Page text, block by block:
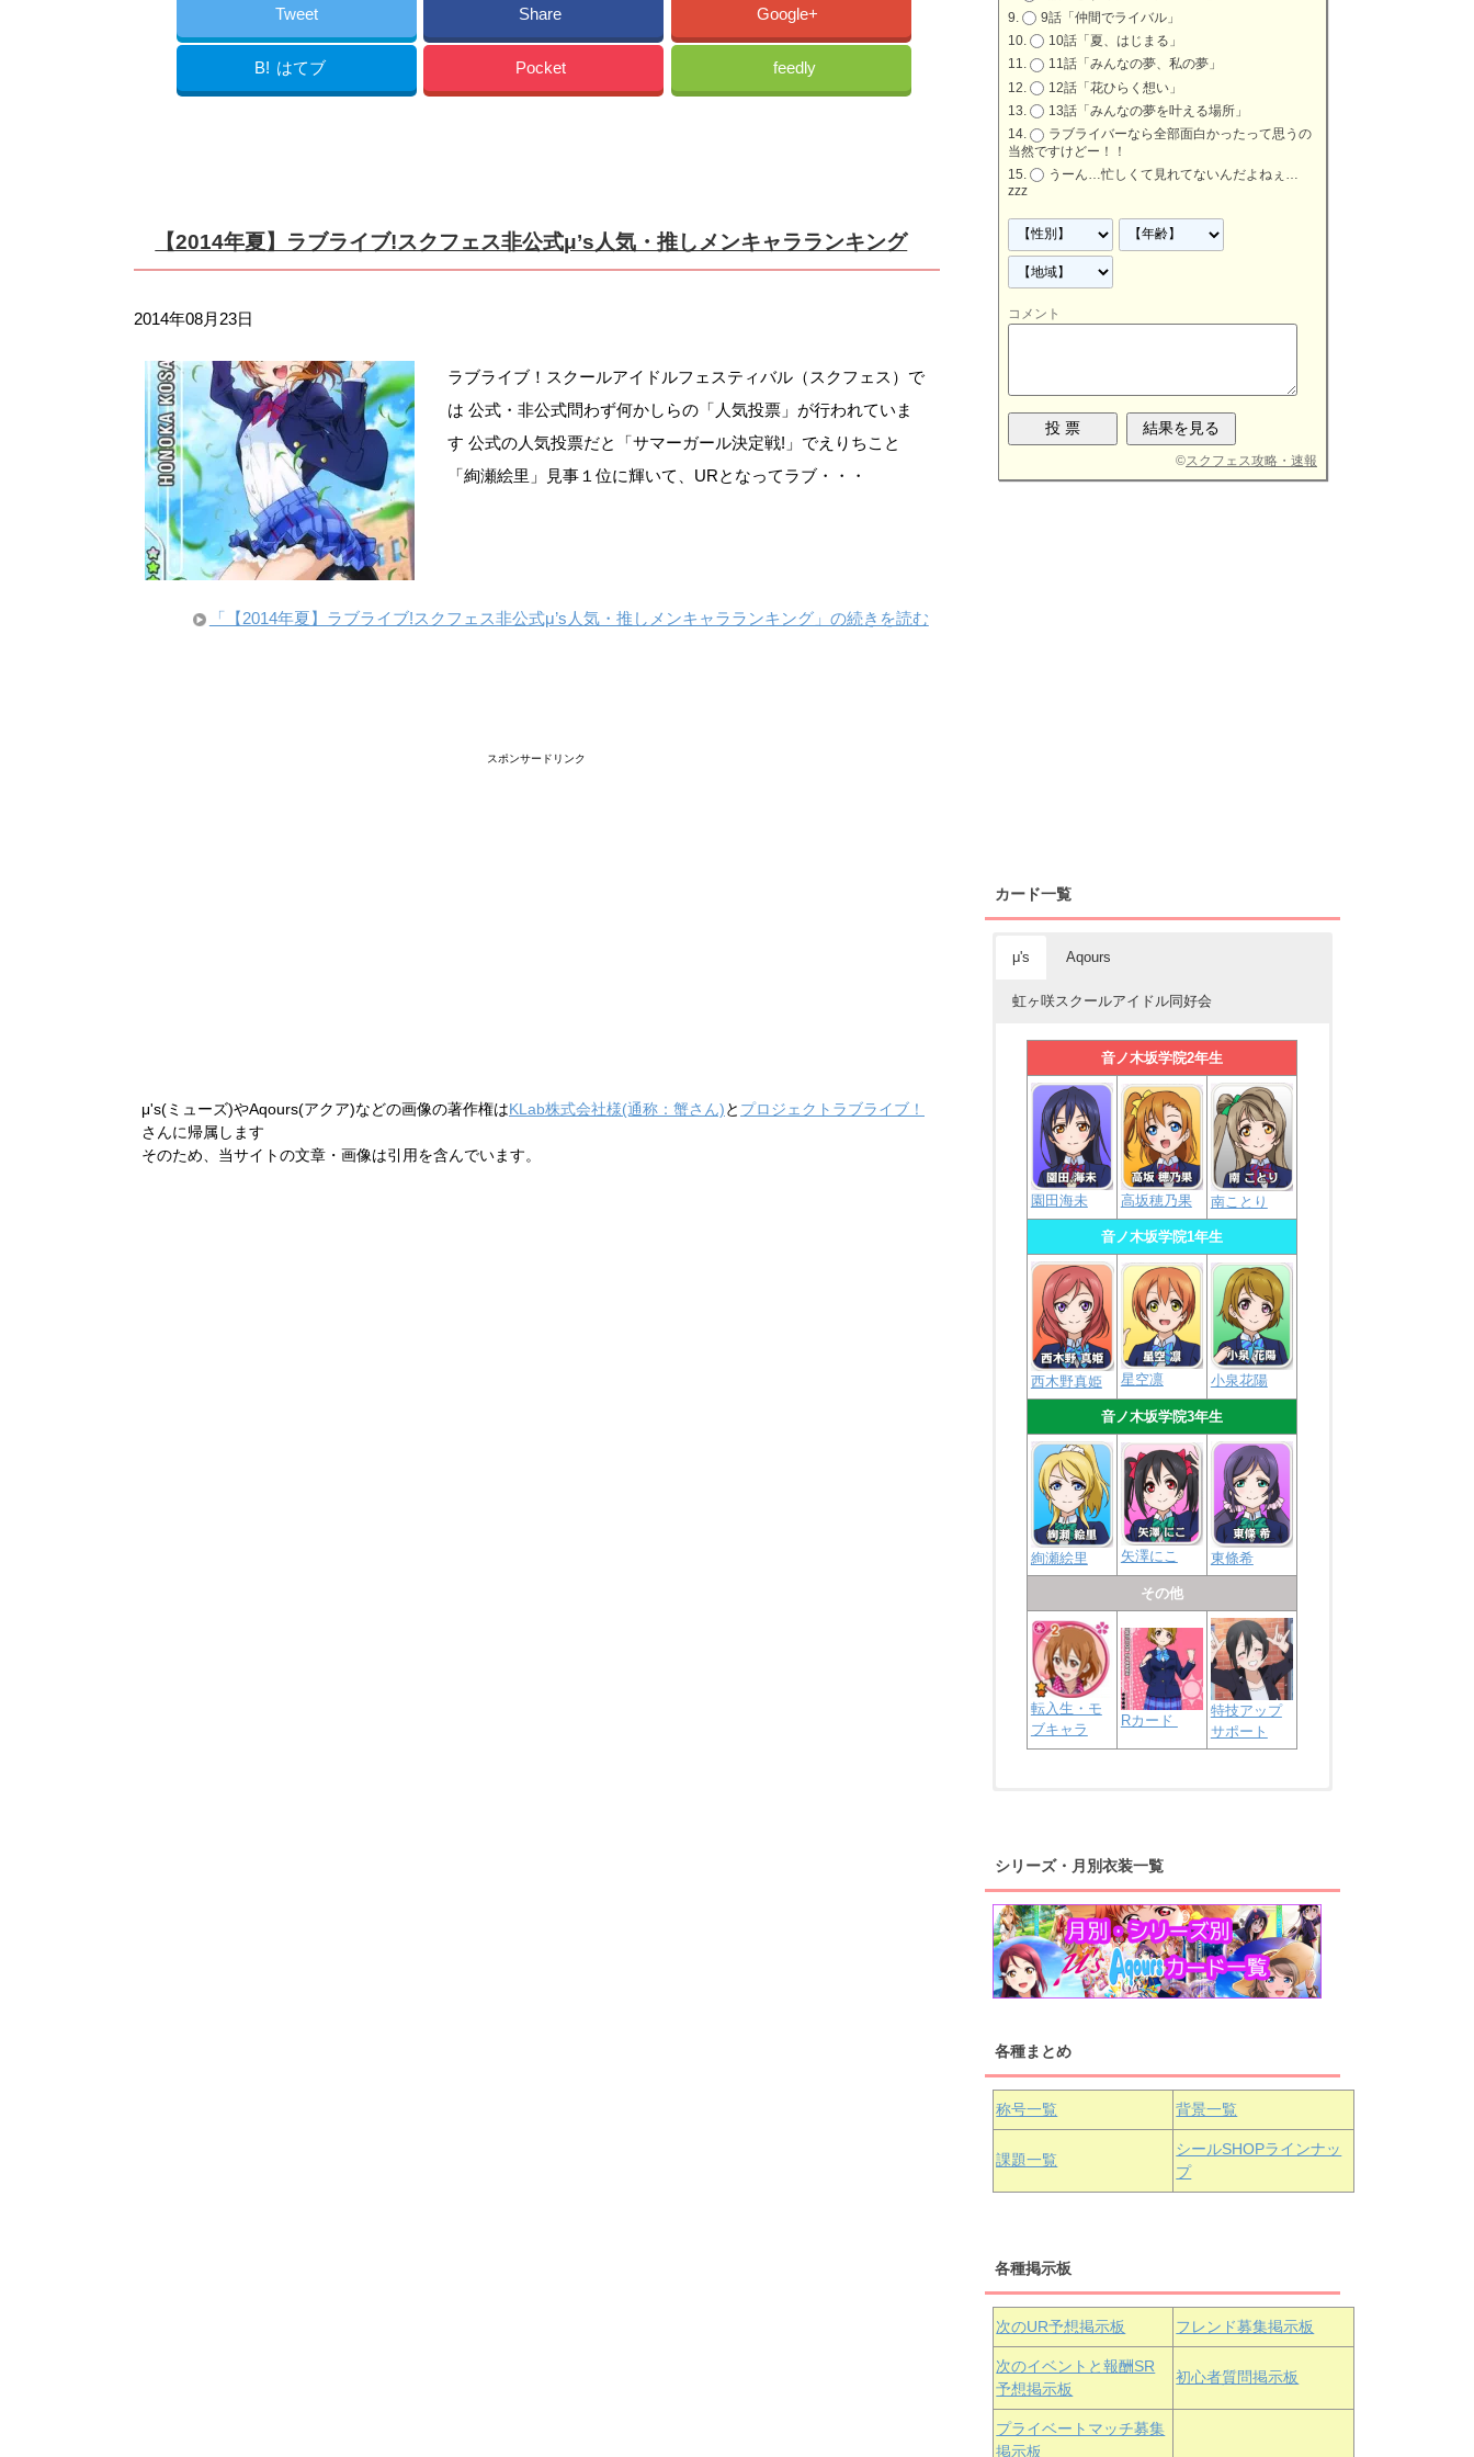
Tweet Share Google+
B! はてブ Pocket feedly
【2014年夏】ラブライブ!スクフェス非公式μ’s人気・推しメンキャラランキング
2014年08月23日
ラブライブ！スクールアイドルフェスティバル（スクフェス）で
は 公式・非公式問わず何かしらの「人気投票」が行われていま
す 公式の人気投票だと「サマーガール決定戦!」でえりちこと
「絢瀬絵里」見事１位に輝いて、URとなってラブ・・・
「【2014年夏】ラブライブ!スクフェス非公式μ’s人気・推しメンキャラランキング」の続きを読む
スポンサードリンク
μ's(ミューズ)やAqours(アクア)などの画像の著作権はKLab株式会社様(通称：蟹さん)と プロジェクトラブライブ！
さんに帰属します
そのため、当サイトの文章・画像は引用を含んでいます。
9話「仲間でライバル」
10話「夏、はじまる」
11話「みんなの夢、私の夢」
12話「花ひらく想い」
13話「みんなの夢を叶える場所」
ラブライバーなら全部面白かったって思うの
当然ですけどー！！
うーん…忙しくて見れてないんだよねぇ…
zzz
コメント
©スクフェス攻略・速報
カード一覧
μ's Aqours
虹ヶ咲スクールアイドル同好会
音ノ木坂学院2年生
園田海未 高坂穂乃果 南ことり
音ノ木坂学院1年生
西木野真姫 星空凛 小泉花陽
音ノ木坂学院3年生
絢瀬絵里 矢澤にこ 東條希
その他
転入生・モ
ブキャラ
Rカード
特技アップ
サポート
桜内梨子 高海千歌 渡辺曜
浦の星女学院1年生
津島善子 黒澤ルビィ 国木田花丸
浦の星女学院3年生
黒澤ダイヤ
上原歩夢 宮下愛 優木せつ菜
虹ヶ咲学園1年生
中須かすみ 天王寺璃奈 桜坂しずく
近江彼方
エマ・ヴェ
シリーズ・月別衣装一覧
各種まとめ
称号一覧 背景一覧
課題一覧
シールSHOPラインナッ
プ
各種掲示板
次のUR予想掲示板 フレンド募集掲示板
次のイベントと報酬SR
予想掲示板
初心者質問掲示板
プライベートマッチ募集
掲示板